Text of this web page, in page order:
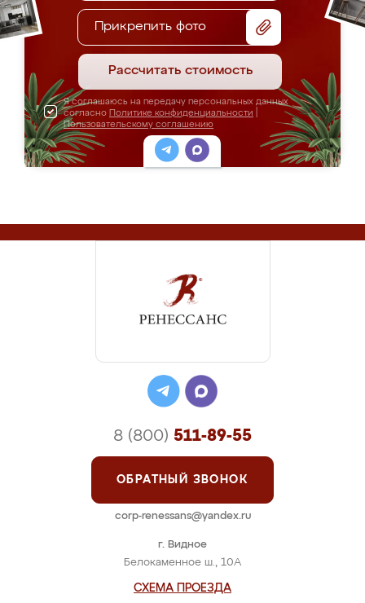
Прикрепить фото
Рассчитать стоимость
Я соглашаюсь на передачу персональных данных
согласно Политике конфиденциальности
Пользовательскому соглашению
г. Видное
Белокаменное ш., 10А
СХЕМА ПРОЕЗДА
8 (800) 511-89-55
ОБРАТНЫЙ ЗВОНОК
corp-renessans@yandex.ru